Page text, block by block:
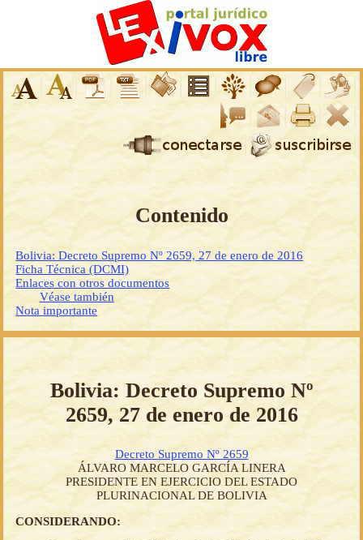
Contenido
Bolivia: Decreto Supremo Nº 2659, 27 de enero de 2016
Ficha Técnica (DCMI)
Enlaces con otros documentos
Véase también
Nota importante
Bolivia: Decreto Supremo Nº
2659, 27 de enero de 2016
Decreto Supremo Nº 2659
ÁLVARO MARCELO GARCÍA LINERA
PRESIDENTE EN EJERCICIO DEL ESTADO
PLURINACIONAL DE BOLIVIA
CONSIDERANDO: